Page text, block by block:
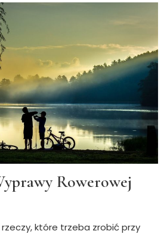
Rowerowej
które trzeba zrobić przy